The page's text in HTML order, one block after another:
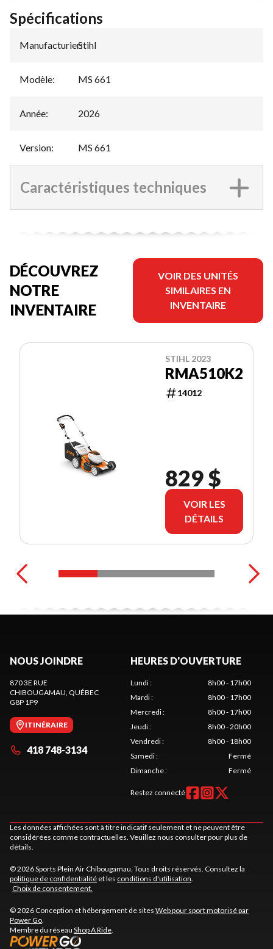
Spécifications
Manufacturier:
Stihl
Modèle: MS 661
Année: 2026
Version: MS 661
Caractéristiques techniques
DÉCOUVREZ
NOTRE
INVENTAIRE
VOIR DES UNITÉS
SIMILAIRES EN
INVENTAIRE
STIHL 2023
RMA510K2
14012
829 $
VOIR LES
DÉTAILS
NOUS JOINDRE
870 3E RUE
CHIBOUGAMAU , QUÉBEC
G8P 1P9
ITINÉRAIRE
418 748-3134
HEURES D'OUVERTURE
Lundi:
8h00 - 17h00
Mardi:
8h00 - 17h00
Mercredi:
8h00 - 17h00
Jeudi:
8h00 - 20h00
Vendredi:
8h00 - 18h00
Samedi:
Fermé
Dimanche: Fermé
Restez connecté
Les données affichées sont à titre indicatif seulement et ne peuvent être
considérées comme contractuelles. Veuillez nous consulter pour plus de
détails.
© 2026 Sports Plein Air Chibougamau. Tous droits réservés. Consultez la
politique de confidentialité et les conditions d'utilisation
Choix de consentement.
© 2026 Conception et hébergement de sites Web pour sport motorisé par
Power Go
Membre du réseau Shop A Ride